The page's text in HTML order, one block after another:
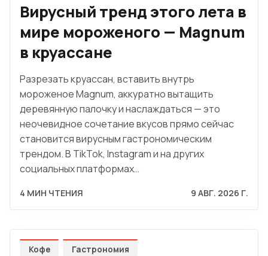
Вирусный тренд этого лета в
мире мороженого — Magnum
в круассане
Разрезать круассан, вставить внутрь
мороженое Magnum, аккуратно вытащить
деревянную палочку и наслаждаться — это
неочевидное сочетание вкусов прямо сейчас
становится вирусным гастрономическим
трендом. В TikTok, Instagram и на других
социальных платформах…
4 МИН ЧТЕНИЯ 9 АВГ. 2026 Г.
Кофе Гастрономия